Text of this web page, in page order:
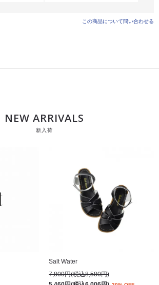
この商品について問い合わせる
NEW ARRIVALS
新入荷
Salt Water
7,800円(税込8,580円)